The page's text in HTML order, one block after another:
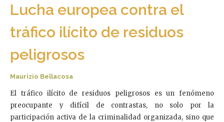
Lucha europea contra el
tráfico ilícito de residuos
peligrosos
Maurizio Bellacosa
El tráfico ilícito de residuos peligrosos es un fenómeno
preocupante y difícil de contrastas, no solo por la
participación activa de la criminalidad organizada, sino que